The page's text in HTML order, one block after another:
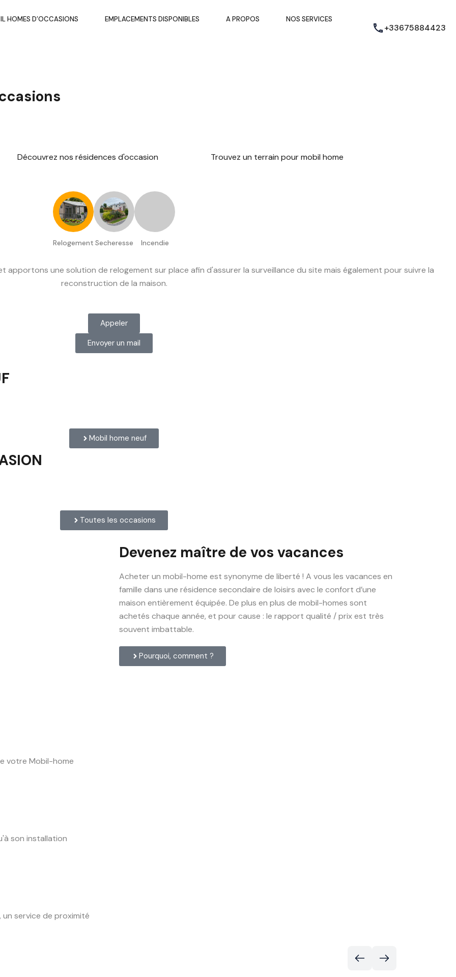
HOMES D’OCCASIONS EMPLACEMENTS DISPONIBLES A PROPOS NOS SERVICES
+33675884423
Découvrez nos résidences d'occasion Trouvez un terrain pour mobil home
Relogement Secheresse Incendie
apportons une solution de relogement sur place afin d'assurer la surveillance du site mais également pour suivre la
reconstruction de la maison.
Appeler
Envoyer un mail
Mobil home neuf
Toutes les occasions
Devenez maître de vos vacances
Acheter un mobil-home est synonyme de liberté ! A vous les vacances en
famille dans une résidence secondaire de loisirs avec le confort d’une
maison entièrement équipée. De plus en plus de mobil-homes sont
achetés chaque année, et pour cause : le rapport qualité / prix est très
souvent imbattable.
Pourquoi, comment ?
votre Mobil-home
son installation
service de proximité